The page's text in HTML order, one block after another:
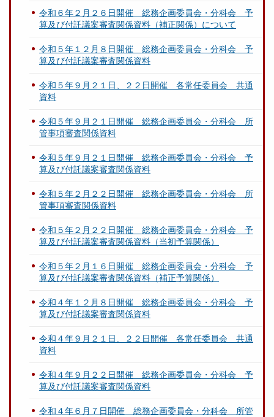
令和６年２月２６日開催 総務企画委員会・分科会 予
算及び付託議案審査関係資料（補正関係）について
令和５年１２月８日開催 総務企画委員会・分科会 予
算及び付託議案審査関係資料
令和５年９月２１日、２２日開催 各常任委員会 共通
資料
令和５年９月２１日開催 総務企画委員会・分科会 所
管事項審査関係資料
令和５年９月２１日開催 総務企画委員会・分科会 予
算及び付託議案審査関係資料
令和５年２月２２日開催 総務企画委員会・分科会 所
管事項審査関係資料
令和５年２月２２日開催 総務企画委員会・分科会 予
算及び付託議案審査関係資料（当初予算関係）
令和５年２月１６日開催 総務企画委員会・分科会 予
算及び付託議案審査関係資料（補正予算関係）
令和４年１２月８日開催 総務企画委員会・分科会 予
算及び付託議案審査関係資料
令和４年９月２１日、２２日開催 各常任委員会 共通
資料
令和４年９月２２日開催 総務企画委員会・分科会 予
算及び付託議案審査関係資料
令和４年６月７日開催 総務企画委員会・分科会 所管